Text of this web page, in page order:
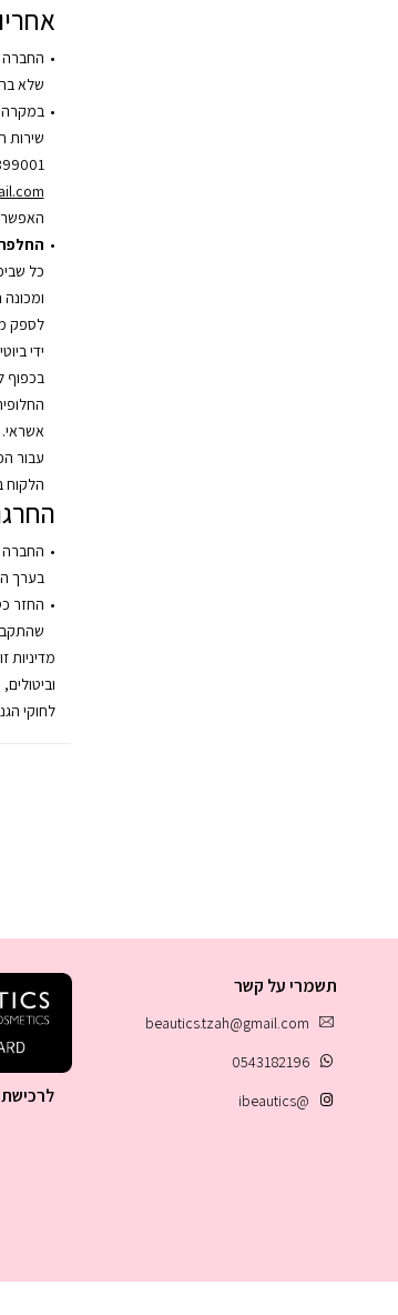
שלא
שירות
074-7399001
החלפה
כל
לספק
ידי
בכפוף
אשראי.
עבור
הלקוח
החברה
בערך
החזר
מדיניות
לחוקי
תשמרי על קשר
beautics.tzah@gmail.com
0543182196
@ibeautics